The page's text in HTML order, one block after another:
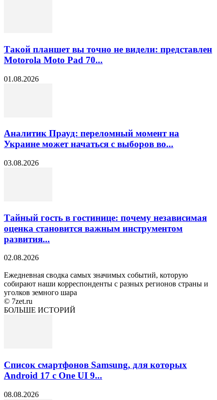
Такой планшет вы точно не видели: представлен
Motorola Moto Pad 70...
01.08.2026
Аналитик Прауд: переломный момент на
Украине может начаться с выборов во...
03.08.2026
Тайный гость в гостинице: почему независимая
оценка становится важным инструментом
развития...
02.08.2026
Ежедневная сводка самых значимых событий, которую
собирают наши корреспонденты с разных регионов страны и
уголков земного шара
© 7zet.ru
БОЛЬШЕ ИСТОРИЙ
Список смартфонов Samsung, для которых
Android 17 с One UI 9...
08.08.2026